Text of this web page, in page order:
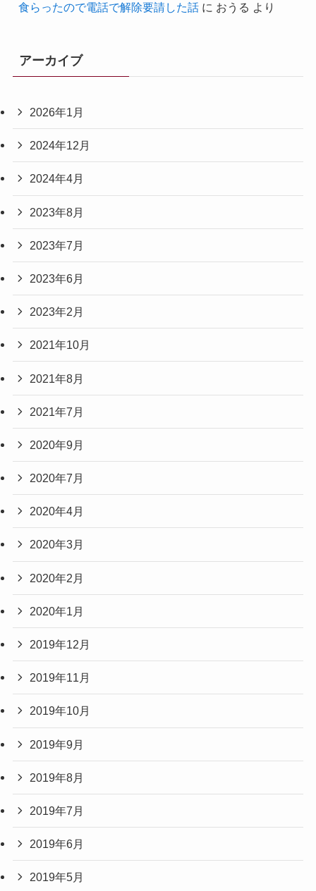
食らったので電話で解除要請した話に おうる より
アーカイブ
2026年1月
2024年12月
2024年4月
2023年8月
2023年7月
2023年6月
2023年2月
2021年10月
2021年8月
2021年7月
2020年9月
2020年7月
2020年4月
2020年3月
2020年2月
2020年1月
2019年12月
2019年11月
2019年10月
2019年9月
2019年8月
2019年7月
2019年6月
2019年5月